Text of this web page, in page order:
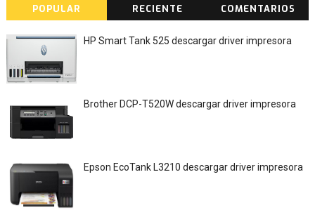
POPULAR RECIENTE COMENTARIOS
HP Smart Tank 525 descargar driver impresora
Brother DCP-T520W descargar driver impresora
Epson EcoTank L3210 descargar driver impresora